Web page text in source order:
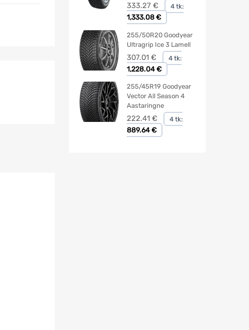
333.27 € 4 tk:
1,333.08 €
255/50R20 Goodyear
Ultragrip Ice 3 Lamell
307.01 € 4 tk:
1,228.04 €
255/45R19 Goodyear
Vector All Season 4
Aastaringne
222.41 € 4 tk:
889.64 €